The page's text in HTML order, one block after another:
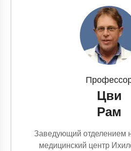
Цви
Рам
Заведующий отделением
медицинский центр